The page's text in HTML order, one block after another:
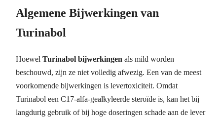
Algemene Bijwerkingen van
Turinabol
Hoewel Turinabol bijwerkingen als mild worden
beschouwd, zijn ze niet volledig afwezig. Een van de meest
voorkomende bijwerkingen is levertoxiciteit. Omdat
Turinabol een C17-alfa-gealkyleerde steroïde is, kan het bij
langdurig gebruik of bij hoge doseringen schade aan de lever